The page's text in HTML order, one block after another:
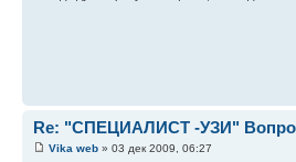
Re: "СПЕЦИАЛИСТ -УЗИ"
Vika web » 03 дек 2009, 06:27